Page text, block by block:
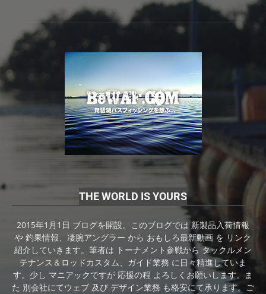
THE WORLD IS YOURS
2015年1月1日 ブログを開設。このブログでは 新製品入荷情報
や 釣果情報、凄腕アングラー から おもしろ最新動画 を リンク
紹介していきます。筆者は トーナメント参戦から タックルメン
テナンス＆ロッドカスタム、ガイド業務 に日々精進していま
す。少し マニアックですが 応援の程 よろしくお願いします。ま
た 別会社にてウェブ 及び デザイン業務 も格安にて承ります。ご